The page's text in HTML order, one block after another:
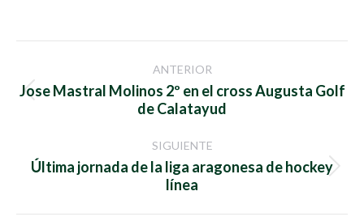
Navegación
entre
ANTERIOR
Publicación
anterior:
Jose Mastral Molinos 2º en el cross Augusta Golf
de Calatayud
SIGUIENTE
Publicación
siguiente:
Última jornada de la liga aragonesa de hockey
línea